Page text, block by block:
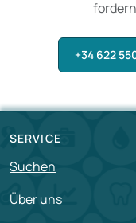
+34 622
SERVICE
Suchen
Über uns